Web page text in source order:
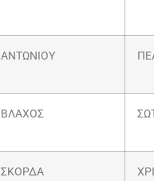
ΑΝΤΩΝΙΟΥ
ΒΛΑΧΟΣ
ΣΚΟΡΔΑ